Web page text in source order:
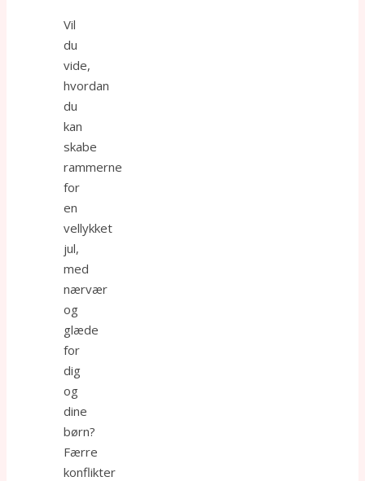
Vil
du
vide,
hvordan
du
kan
skabe
rammerne
for
en
vellykket
jul,
med
nærvær
og
glæde
for
dig
og
dine
børn?
Færre
konflikter